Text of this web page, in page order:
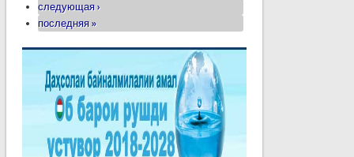
следующая ›
последняя »